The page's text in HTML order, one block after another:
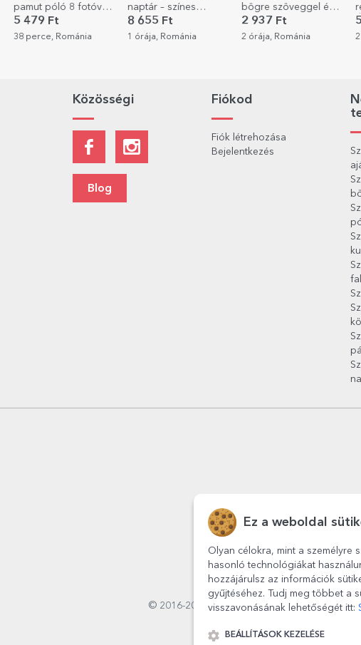
pamut póló 8 fotóval
és szöveggel - LOVE
5 479 Ft
38 perce, Románia
naptár – színes
fotókkal
8 655 Ft
1 órája, Románia
bögre szöveggel és
szív alakú fotóval -
Ígéret
2 937 Ft
2 órája, Románia
Közösségi
Blog
Fiókod
Fiók létrehozása
Bejelentkezés
© 2016-2026 StarGift Romania,București
Ez a weboldal
Olyan célokra, mint a személyre
hasonló technológiákat
hozzájárulsz az információk
gyűjtéséhez. Tudj meg többet a
visszavonásának lehetőségét itt:
BEÁLLÍTÁSOK KEZELÉSE